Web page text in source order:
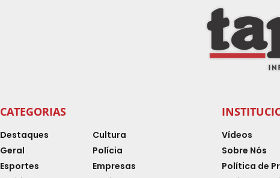
CATEGORIAS
Destaques
Geral
Esportes
Cultura
Polícia
Empresas
Vídeos
Sobre Nós
Política de